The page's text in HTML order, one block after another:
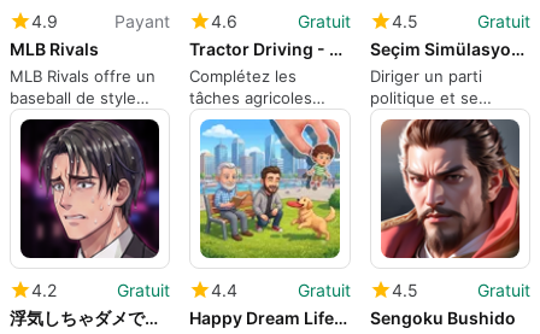
4.9
Payant
MLB Rivals
MLB Rivals offre un
baseball de style
console sur les
appareils Android
4.6
Gratuit
Tractor Driving - Farm Games
Complétez les
tâches agricoles
avec des machines
lourdes
4.5
Gratuit
Seçim Simülasyonu: Parti Kur
Diriger un parti
politique et se
présenter aux
élections sur
Android
4.2
Gratuit
浮気しちゃダメですか
4.4
Gratuit
Happy Dream Life Simulator
4.5
Gratuit
Sengoku Bushido